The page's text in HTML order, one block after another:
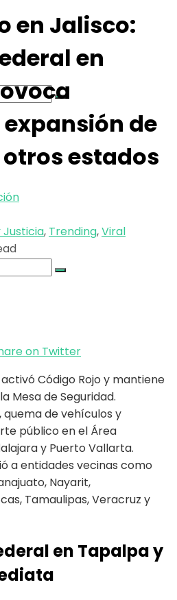
en Jalisco:
en
de
estados
Justicia, Trending,Viral
on Twitter
Código Rojo y mantiene
Mesa de Seguridad.
quema de vehículos y
público en el Área
y Puerto Vallarta.
a entidades vecinas como
Nayarit,
Tamaulipas, Veracruz y
en Tapalpa y